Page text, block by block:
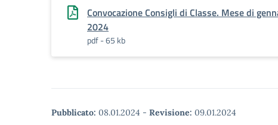
Convocazione Consigli di Classe. Mese di
2024
pdf - 65 kb
Pubblicato: 08.01.2024 - Revisione: 09.01.2024